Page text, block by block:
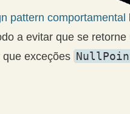
pattern comportamental
a evitar que se retorne
exceções